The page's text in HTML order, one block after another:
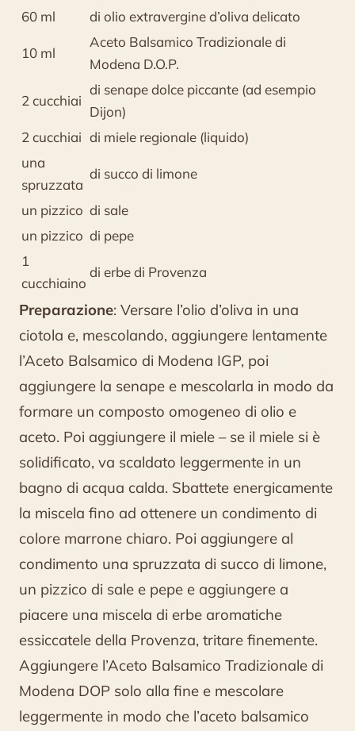
60 ml
di olio extravergine d’oliva delicato
10 ml
Aceto Balsamico Tradizionale di
Modena D.O.P.
2 cucchiai
di senape dolce piccante (ad esempio
Dijon)
2 cucchiai di miele regionale (liquido)
una
spruzzata
di succo di limone
un pizzico di sale
un pizzico di pepe
1
cucchiaino
di erbe di Provenza
Preparazione: Versare l’olio d’oliva in una
ciotola e, mescolando, aggiungere lentamente
l’Aceto Balsamico di Modena IGP, poi
aggiungere la senape e mescolarla in modo da
formare un composto omogeneo di olio e
aceto. Poi aggiungere il miele – se il miele si è
solidificato, va scaldato leggermente in un
bagno di acqua calda. Sbattete energicamente
la miscela fino ad ottenere un condimento di
colore marrone chiaro. Poi aggiungere al
condimento una spruzzata di succo di limone,
un pizzico di sale e pepe e aggiungere a
piacere una miscela di erbe aromatiche
essiccatele della Provenza, tritare finemente.
Aggiungere l’Aceto Balsamico Tradizionale di
Modena DOP solo alla fine e mescolare
leggermente in modo che l’aceto balsamico